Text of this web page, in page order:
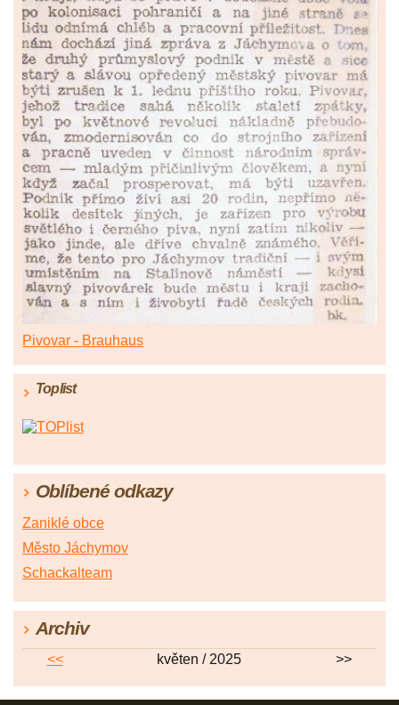
Pivovar - Brauhaus
Toplist
Oblíbené odkazy
Zaniklé obce
Město Jáchymov
Schackalteam
Archiv
<< květen / 2025 >>